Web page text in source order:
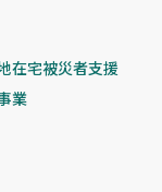
活動
在宅被災者支援
業